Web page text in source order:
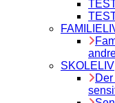
SKOLELIV